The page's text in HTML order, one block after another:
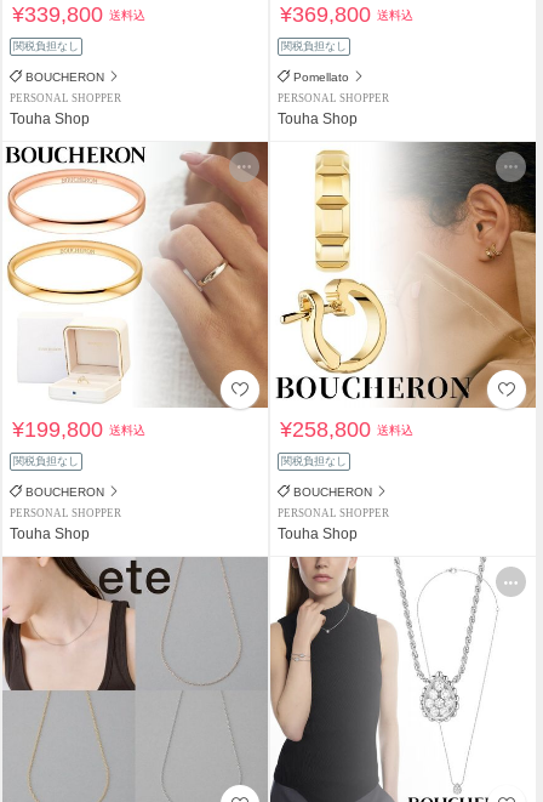
¥339,800送料込
関税負担なし
BOUCHERON
PERSONAL SHOPPER
Touha Shop
¥369,800送料込
関税負担なし
Pomellato
PERSONAL SHOPPER
Touha Shop
¥199,800送料込
関税負担なし
BOUCHERON
PERSONAL SHOPPER
Touha Shop
¥258,800送料込
関税負担なし
BOUCHERON
PERSONAL SHOPPER
Touha Shop